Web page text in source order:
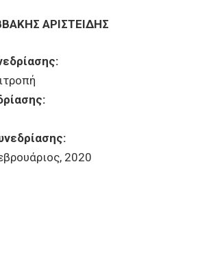
ΑΡΙΣΤΕΙΔΗΣ
2020